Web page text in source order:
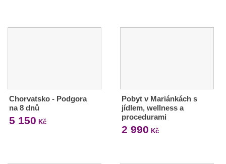
Chorvatsko - Podgora
na 8 dnů
5 150 Kč
Pobyt v Mariánkách s
jídlem, wellness a
procedurami
2 990 Kč